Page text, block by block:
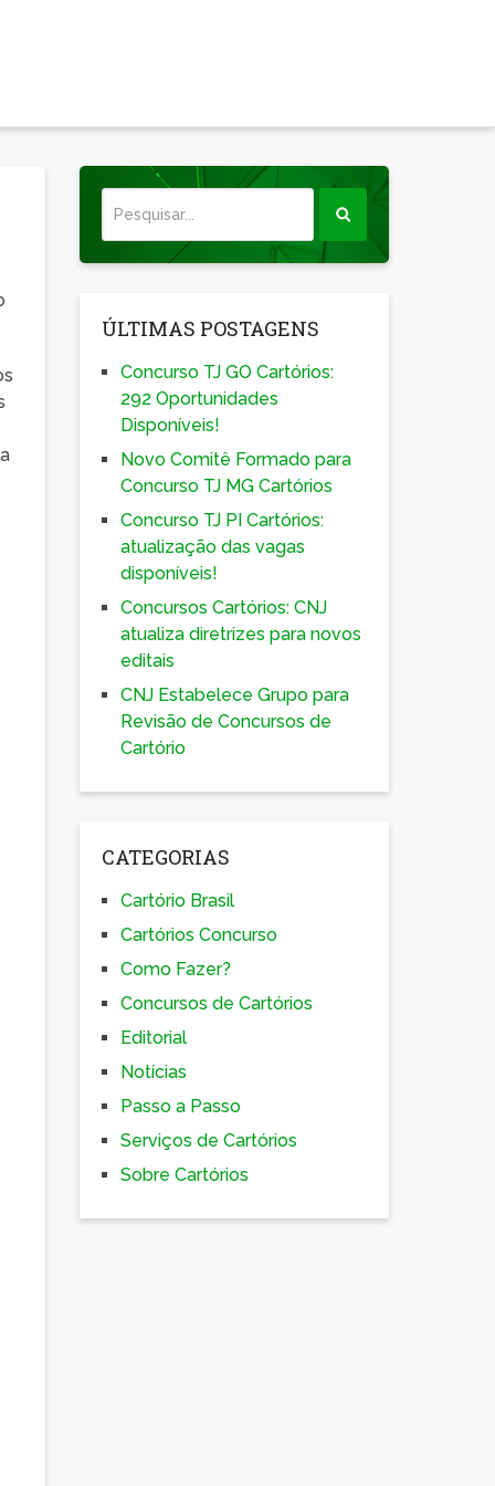
ÚLTIMAS POSTAGENS
Concurso TJ GO Cartórios:
292 Oportunidades
Disponíveis!
Novo Comitê Formado para
Concurso TJ MG Cartórios
Concurso TJ PI Cartórios:
atualização das vagas
disponíveis!
Concursos Cartórios: CNJ
atualiza diretrizes para novos
editais
CNJ Estabelece Grupo para
Revisão de Concursos de
Cartório
CATEGORIAS
Cartório Brasil
Cartórios Concurso
Como Fazer?
Concursos de Cartórios
Editorial
Notícias
Passo a Passo
Serviços de Cartórios
Sobre Cartórios